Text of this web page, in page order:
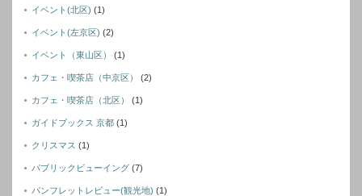
イベント(北区) (1)
イベント(左京区) (2)
イベント（東山区） (1)
カフェ・喫茶店（中京区） (2)
カフェ・喫茶店（北区） (1)
ガイドブックス 京都 (1)
クリスマス (1)
パブリックビューイング (7)
パンフレットレビュー(観光地) (1)